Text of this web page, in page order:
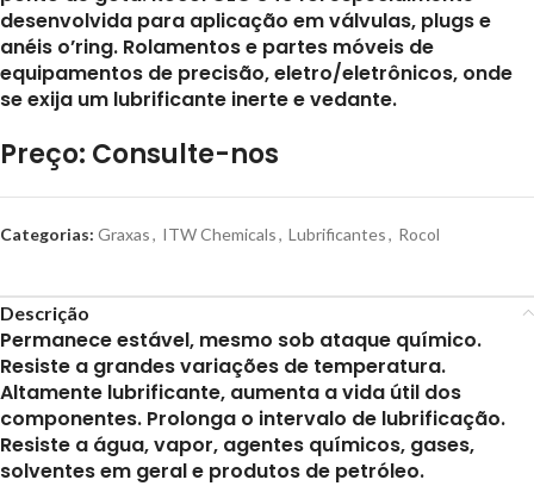
desenvolvida para aplicação em válvulas, plugs e
anéis o’ring. Rolamentos e partes móveis de
equipamentos de precisão, eletro/eletrônicos, onde
se exija um lubrificante inerte e vedante.
Preço: Consulte-nos
Categorias: Graxas, ITW Chemicals, Lubrificantes, Rocol
Descrição
Permanece estável, mesmo sob ataque químico.
Resiste a grandes variações de temperatura.
Altamente lubrificante, aumenta a vida útil dos
componentes. Prolonga o intervalo de lubrificação.
Resiste a água, vapor, agentes químicos, gases,
solventes em geral e produtos de petróleo.